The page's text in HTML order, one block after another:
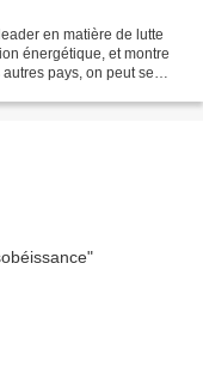
en matière de lutte
énergétique, et montre
pays, on peut se